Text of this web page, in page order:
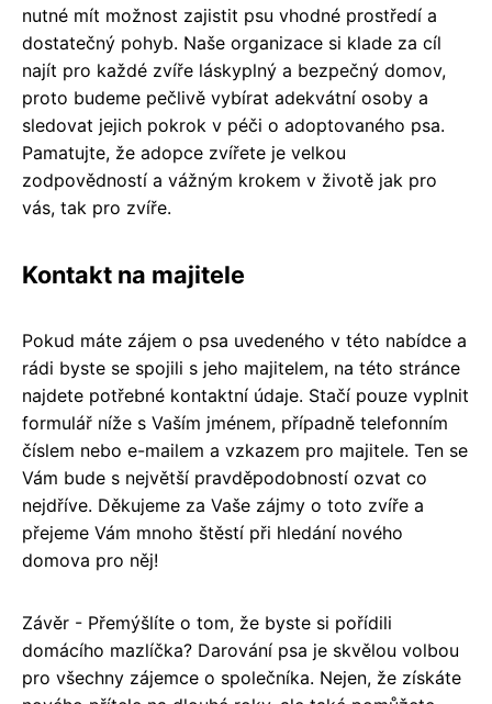
nutné mít možnost zajistit psu vhodné prostředí a
dostatečný pohyb. Naše organizace si klade za cíl
najít pro každé zvíře láskyplný a bezpečný domov,
proto budeme pečlivě vybírat adekvátní osoby a
sledovat jejich pokrok v péči o adoptovaného psa.
Pamatujte, že adopce zvířete je velkou
zodpovědností a vážným krokem v životě jak pro
vás, tak pro zvíře.
Kontakt na majitele
Pokud máte zájem o psa uvedeného v této nabídce a
rádi byste se spojili s jeho majitelem, na této stránce
najdete potřebné kontaktní údaje. Stačí pouze vyplnit
formulář níže s Vaším jménem, případně telefonním
číslem nebo e-mailem a vzkazem pro majitele. Ten se
Vám bude s největší pravděpodobností ozvat co
nejdříve. Děkujeme za Vaše zájmy o toto zvíře a
přejeme Vám mnoho štěstí při hledání nového
domova pro něj!
Závěr - Přemýšlíte o tom, že byste si pořídili
domácího mazlíčka? Darování psa je skvělou volbou
pro všechny zájemce o společníka. Nejen, že získáte